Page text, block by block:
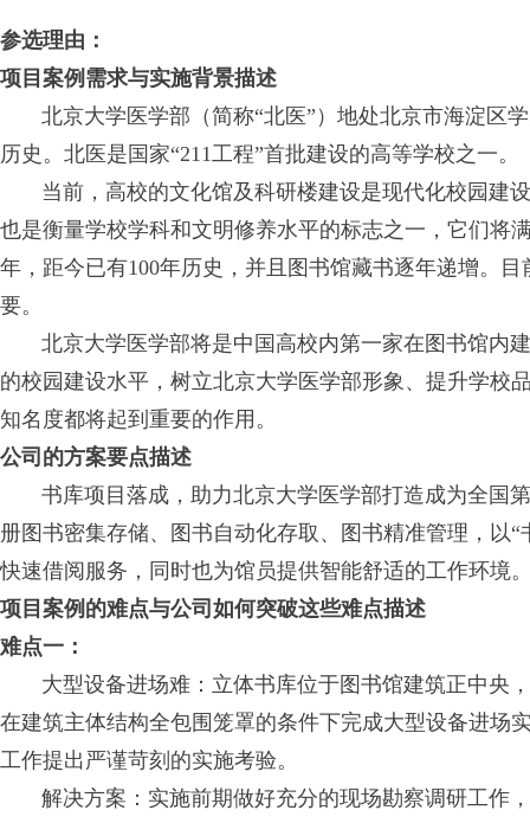
参选理由：
项目案例需求与实施背景描述
北京大学医学部（简称“北医”）地处北京市海淀区
历史。北医是国家“211工程”首批建设的高等学校之一。
当前，高校的文化馆及科研楼建设是现代化校园建
也是衡量学校学科和文明修养水平的标志之一，它们将
年，距今已有100年历史，并且图书馆藏书逐年递增。
要。
北京大学医学部将是中国高校内第一家在图书馆内
的校园建设水平，树立北京大学医学部形象、提升学校
知名度都将起到重要的作用。
公司的方案要点描述
书库项目落成，助力北京大学医学部打造成为全国
册图书密集存储、图书自动化存取、图书精准管理，以
快速借阅服务，同时也为馆员提供智能舒适的工作环境
项目案例的难点与公司如何突破这些难点描述
难点一：
大型设备进场难：立体书库位于图书馆建筑正中央
在建筑主体结构全包围笼罩的条件下完成大型设备进场
工作提出严谨苛刻的实施考验。
解决方案：实施前期做好充分的现场勘察调研工作